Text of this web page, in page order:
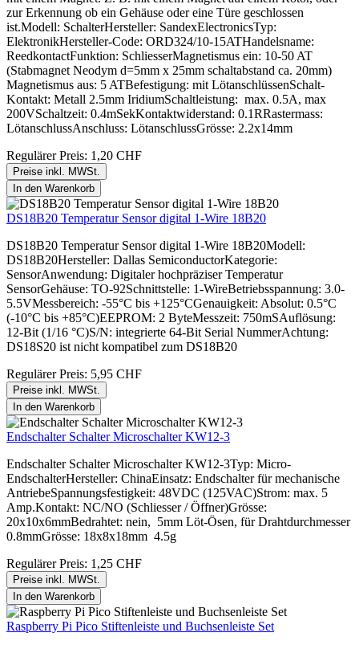
zur Erkennung ob ein Gehäuse oder eine Türe geschlossen
ist.Modell: SchalterHersteller: SandexElectronicsTyp:
ElektronikHersteller-Code: ORD324/10-15ATHandelsname:
ReedkontactFunktion: SchliesserMagnetismus ein: 10-50 AT
(Stabmagnet Neodym d=5mm x 25mm schaltabstand ca. 20mm)
Magnetismus aus: 5 ATBefestigung: mit LötanschlüssenSchalt-
Kontakt: Metall 2.5mm IridiumSchaltleistung: max. 0.5A, max
200VSchaltzeit: 0.4mSekKontaktwiderstand: 0.1RRastermass:
LötanschlussAnschluss: LötanschlussGrösse: 2.2x14mm
Regulärer Preis: 1,20 CHF
Preise inkl. MWSt.
In den Warenkorb
DS18B20 Temperatur Sensor digital 1-Wire 18B20
DS18B20 Temperatur Sensor digital 1-Wire 18B20Modell:
DS18B20Hersteller: Dallas SemiconductorKategorie:
SensorAnwendung: Digitaler hochpräziser Temperatur
SensorGehäuse: TO-92Schnittstelle: 1-WireBetriebsspannung: 3.0-
5.5VMessbereich: -55°C bis +125°CGenauigkeit: Absolut: 0.5°C
(-10°C bis +85°C)EEPROM: 2 ByteMesszeit: 750mSAuflösung:
12-Bit (1/16 °C)S/N: integrierte 64-Bit Serial NummerAchtung:
DS18S20 ist nicht kompatibel zum DS18B20
Regulärer Preis: 5,95 CHF
Preise inkl. MWSt.
In den Warenkorb
Endschalter Schalter Microschalter KW12-3
Endschalter Schalter Microschalter KW12-3Typ: Micro-
EndschalterHersteller: ChinaEinsatz: Endschalter für mechanische
AntriebeSpannungsfestigkeit: 48VDC (125VAC)Strom: max. 5
Amp.Kontakt: NC/NO (Schliesser / Öffner)Grösse:
20x10x6mmBedrahtet: nein, 5mm Löt-Ösen, für Drahtdurchmesser
0.8mmGrösse: 18x8x18mm 4.5g
Regulärer Preis: 1,25 CHF
Preise inkl. MWSt.
In den Warenkorb
Raspberry Pi Pico Stiftenleiste und Buchsenleiste Set